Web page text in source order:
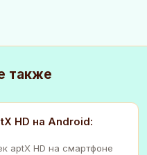
также
HD на Android:
aptX HD на смартфоне